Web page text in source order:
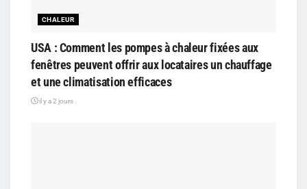
CHALEUR
USA : Comment les pompes à chaleur fixées aux
fenêtres peuvent offrir aux locataires un chauffage
et une climatisation efficaces
il y a 2 jours